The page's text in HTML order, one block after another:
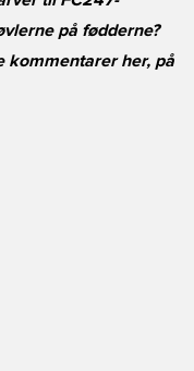
på fødderne?
kommentarer her, på